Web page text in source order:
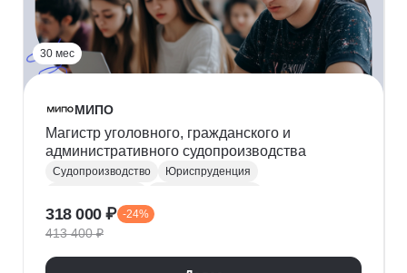
30 мес
МИПО
Магистр уголовного, гражданского и
административного судопроизводства
Судопроизводство
Юриспруденция
Административное право
Процессуальное право
Международное право
318 000 ₽ -24%
413 400 ₽